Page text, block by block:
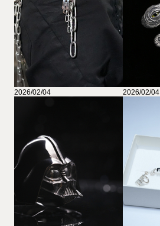
2026/02/04 2026/02/04